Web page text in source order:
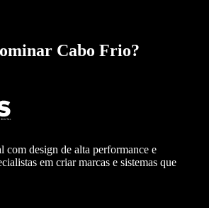
Cabo Frio?
com design de alta performance e
em criar marcas e sistemas que